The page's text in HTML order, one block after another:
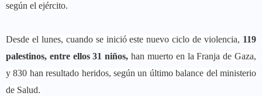
según el ejército.
Desde el lunes, cuando se inició este nuevo ciclo de violencia, 119
palestinos, entre ellos 31 niños, han muerto en la Franja de Gaza,
y 830 han resultado heridos, según un último balance del ministerio
de Salud.